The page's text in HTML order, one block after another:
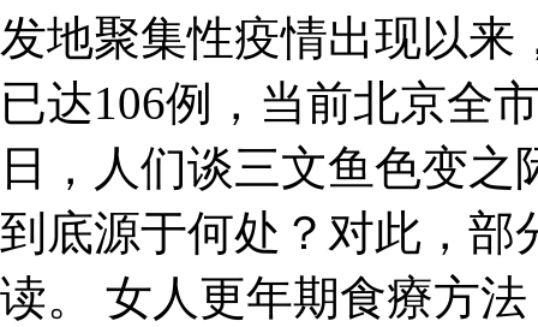
发地聚集性疫情出现以
已达106例，当前北京全
日，人们谈三文鱼色变
到底源于何处？对此，部
读。 女人更年期食療方